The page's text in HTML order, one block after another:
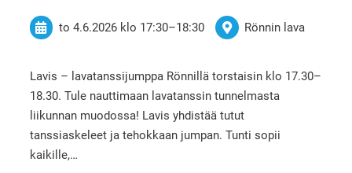
to 4.6.2026 klo 17:30–18:30 Rönnin lava
Lavis – lavatanssijumppa Rönnillä torstaisin klo 17.30–
18.30. Tule nauttimaan lavatanssin tunnelmasta
liikunnan muodossa! Lavis yhdistää tutut
tanssiaskeleet ja tehokkaan jumpan. Tunti sopii
kaikille,…